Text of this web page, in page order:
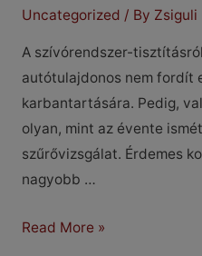
Uncategorized / By Zsiguli
A szívórendszer-
autótulajdonos nem fordít
karbantartására. Pedig,
olyan, mint az évente
szűrővizsgálat. Érdemes
nagyobb …
Szívórendszer-
Read More »